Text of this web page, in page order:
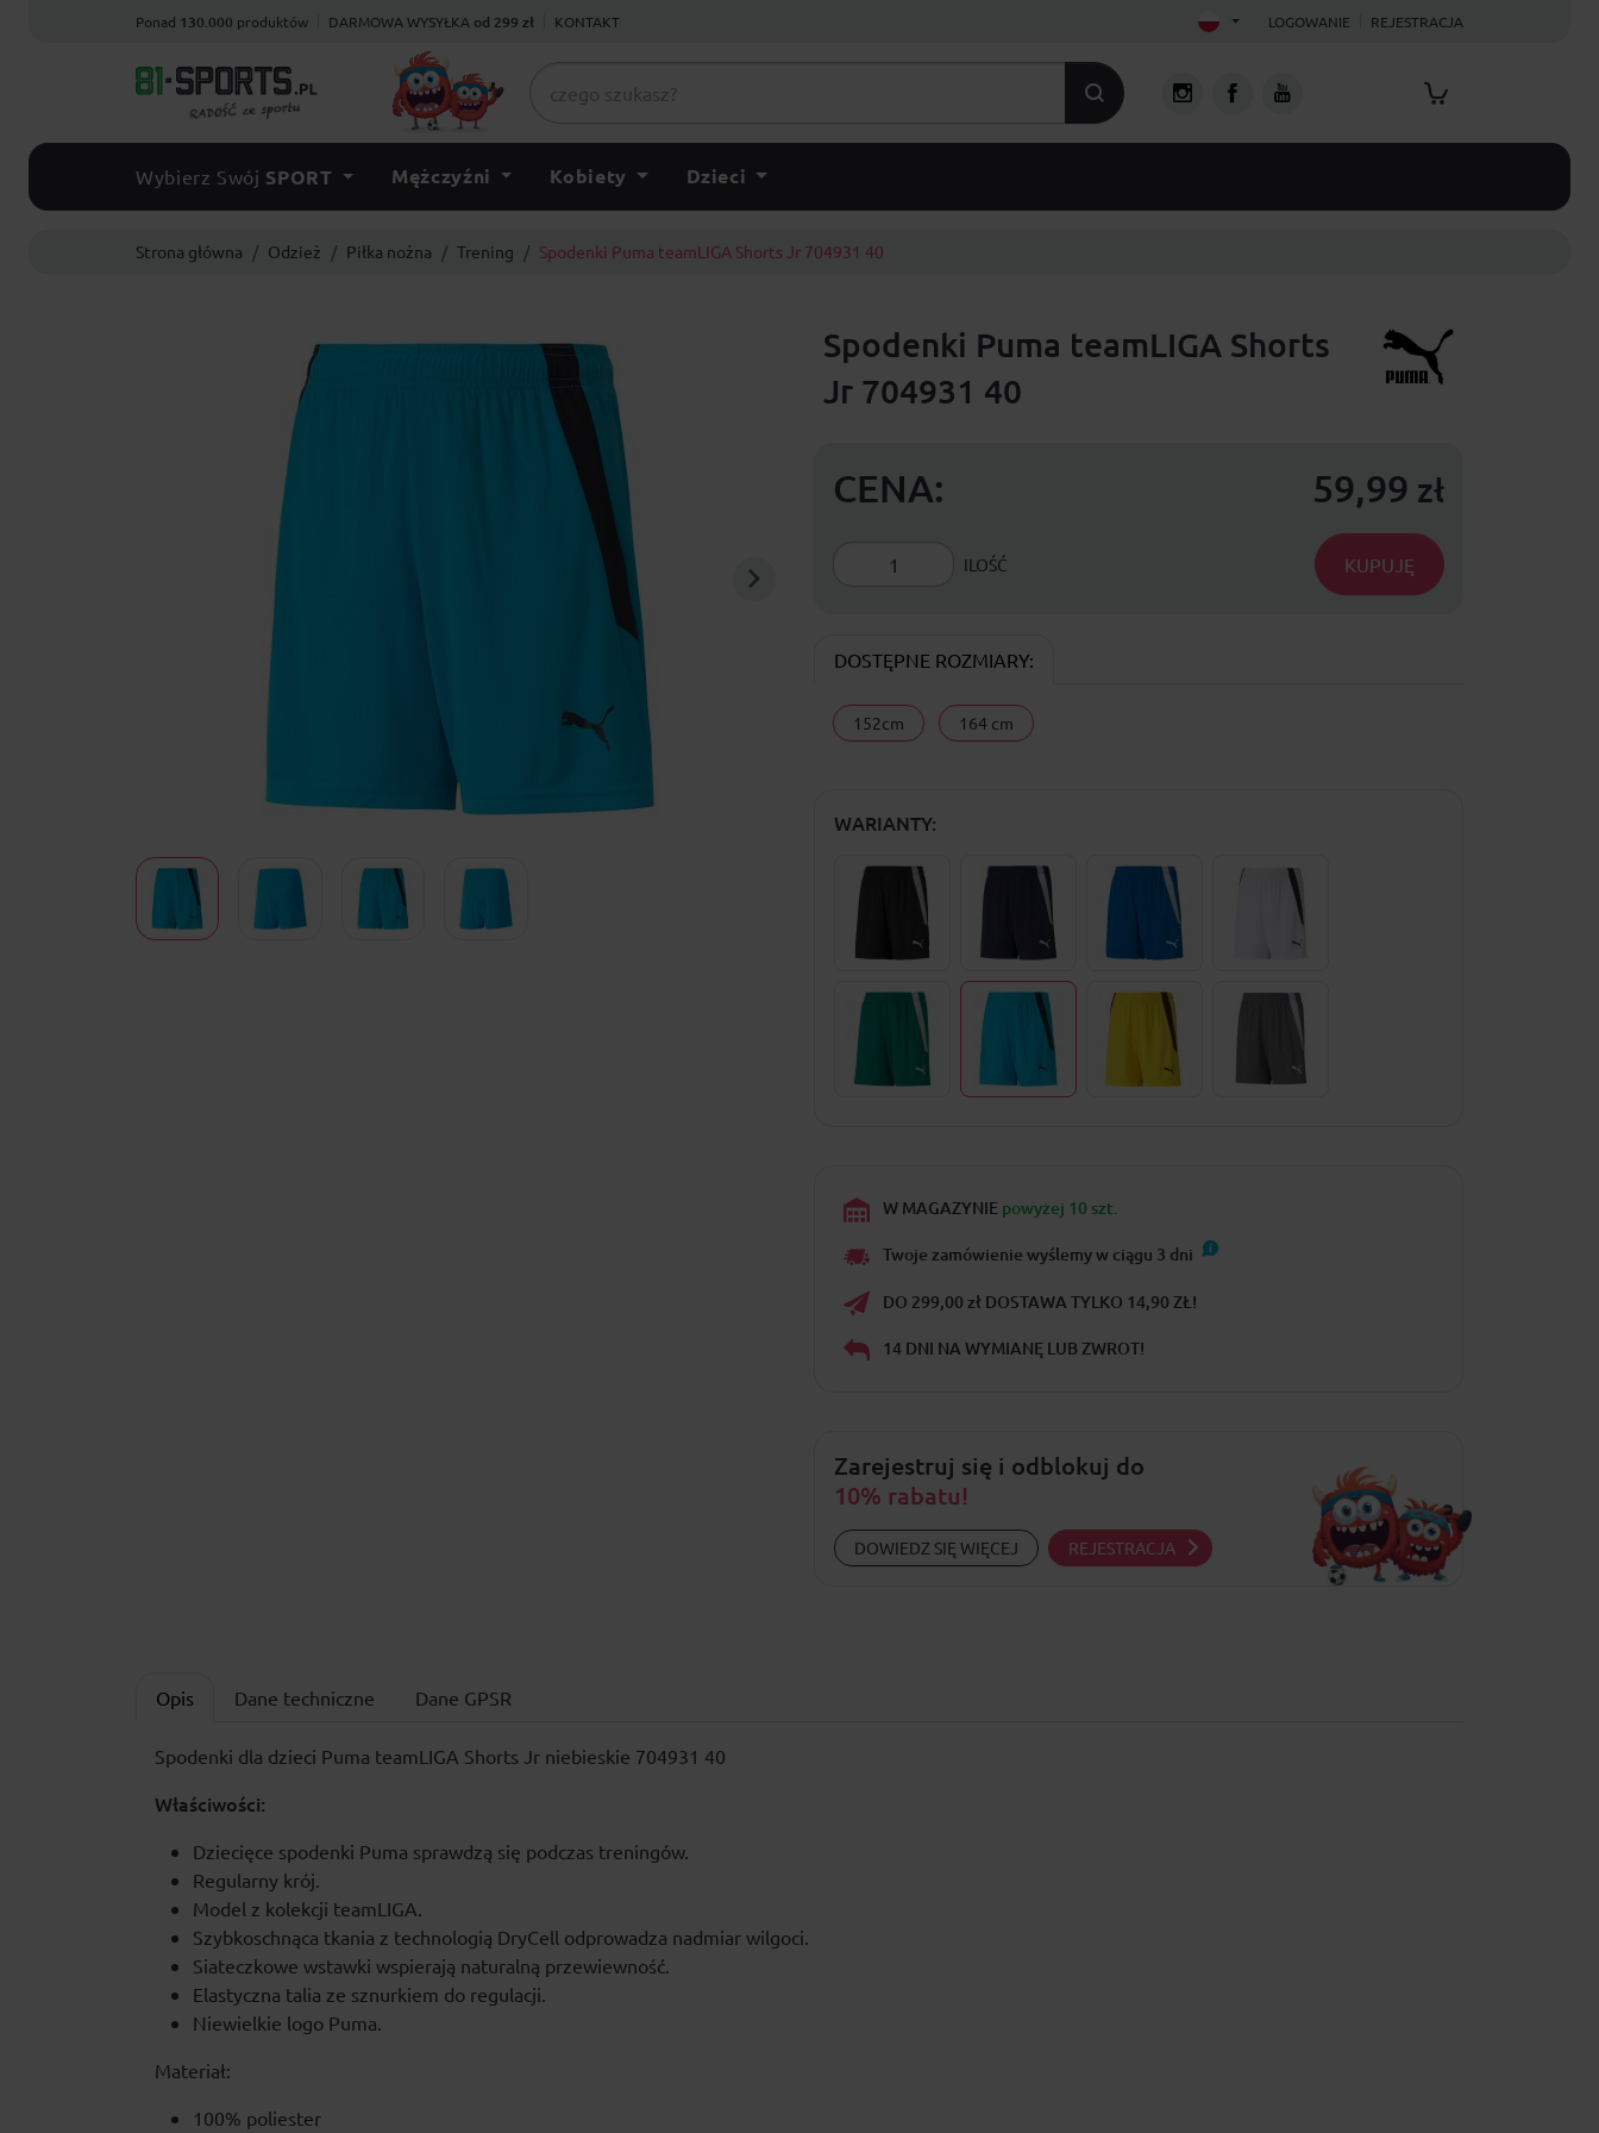
Ponad 130.000 produktów DARMOWA WYSYŁKA od 299 zł KONTAKT LOGOWANIE REJESTRACJA
Wybierz Swój SPORT Mężczyźni Kobiety Dzieci
Strona główna Odzież Piłka nożna Trening Spodenki Puma teamLIGA Shorts Jr 704931 40
Spodenki Puma teamLIGA Shorts
Jr 704931 40
CENA: 59,99 zł
ILOŚĆ KUPUJĘ
DOSTĘPNE ROZMIARY:
152cm 164 cm
WARIANTY:
W MAGAZYNIE powyżej 10 szt.
Twoje zamówienie wyślemy w ciągu 3 dni
DO 299,00 zł DOSTAWA TYLKO 14,90 ZŁ!
14 DNI NA WYMIANĘ LUB ZWROT!
Zarejestruj się i odblokuj do
10% rabatu!
DOWIEDZ SIĘ WIĘCEJ REJESTRACJA
Opis Dane techniczne Dane GPSR
Spodenki dla dzieci Puma teamLIGA Shorts Jr niebieskie 704931 40
Właściwości:
Dziecięce spodenki Puma sprawdzą się podczas treningów.
Regularny krój.
Model z kolekcji teamLIGA.
Szybkoschnąca tkania z technologią DryCell odprowadza nadmiar wilgoci.
Siateczkowe wstawki wspierają naturalną przewiewność.
Elastyczna talia ze sznurkiem do regulacji.
Niewielkie logo Puma.
Materiał:
100% poliester